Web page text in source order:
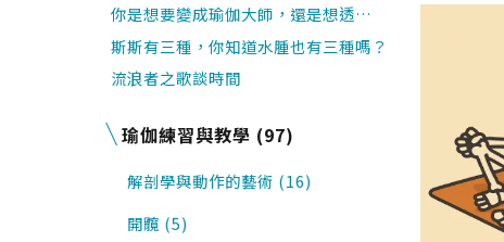
你是想要變成瑜伽大師，還是想透過瑜
伽讓人生變好？
斯斯有三種，你知道水腫也有三種嗎？
流浪者之歌談時間
瑜伽練習與教學 (97)
解剖學與動作的藝術 (16)
開髖 (5)